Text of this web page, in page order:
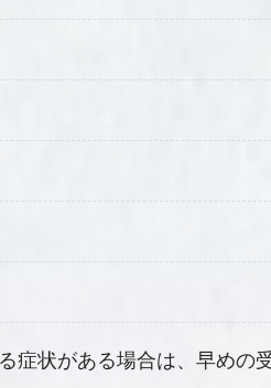
症状がある場合は、早めの